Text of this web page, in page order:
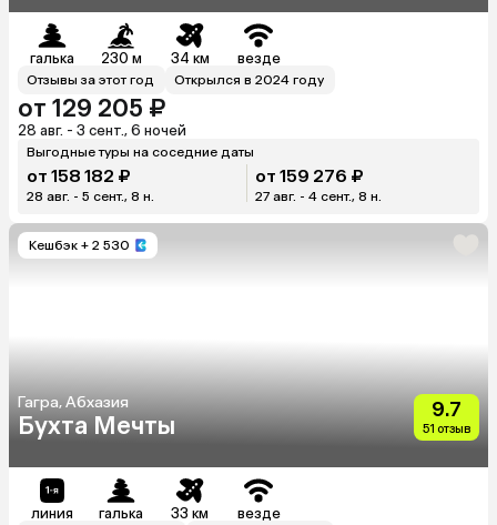
галька 230 м 34 км везде
Отзывы за этот год Открылся в 2024 году
от 129 205 ₽
28 авг. - 3 сент., 6 ночей
Выгодные туры на соседние даты
от 158 182 ₽
28 авг. - 5 сент., 8 н.
от 159 276 ₽
27 авг. - 4 сент., 8 н.
Кешбэк + 2 530
Гагра, Абхазия
Бухта Мечты
9.7
51 отзыв
линия галька 33 км везде